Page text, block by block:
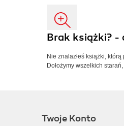
Brak książki? -
Nie znalazłeś książki,
Dołożymy wszelkich
Twoje Konto